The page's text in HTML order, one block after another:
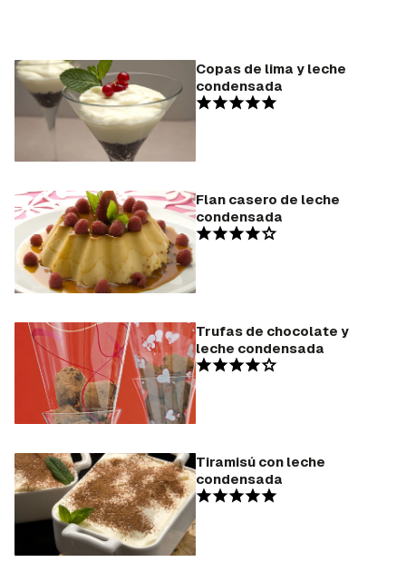
Copas de lima y leche
condensada
Flan casero de leche
condensada
Trufas de chocolate y
leche condensada
Tiramisú con leche
condensada